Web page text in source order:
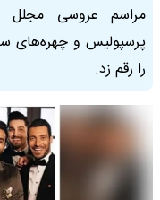
مراسم عروسی مجلل
پرسپولیس و چهره‌های
را رقم زد.